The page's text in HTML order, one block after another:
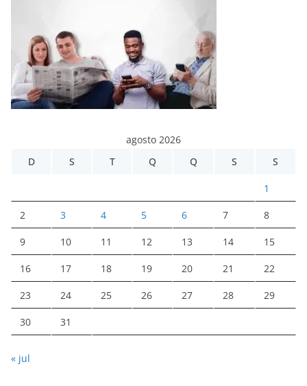
agosto 2026
D
S T Q Q S S
1
2 3 4 5 6 7 8
9 10 11 12 13 14 15
16 17 18 19 20 21 22
23 24 25 26 27 28 29
30 31
« jul